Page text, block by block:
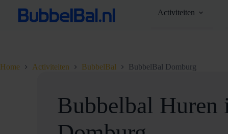
Activiteiten
Home Activiteiten BubbelBal BubbelBal Domburg
Bubbelbal Huren